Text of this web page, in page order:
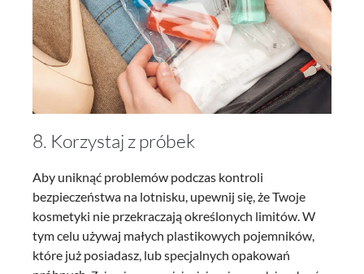
8. Korzystaj z próbek
Aby uniknąć problemów podczas kontroli
bezpieczeństwa na lotnisku, upewnij się, że Twoje
kosmetyki nie przekraczają określonych limitów. W
tym celu używaj małych plastikowych pojemników,
które już posiadasz, lub specjalnych opakowań